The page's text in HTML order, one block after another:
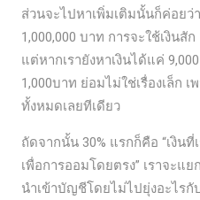
ส่วนจะไปหาเพิ่มเติมนั้นก็ค่อยว่
1,000,000 บาท การจะใช้เงินสั
แต่หากเรายังหาเงินได้แค่
1,000บาท ย่อมไม่ใช่เรื่องเล็ก
ทั้งหมดเลยทีเดียว
ถัดจากนั้น 30% แรกก็คือ “เงิน
เพื่อการออมโดยตรง” เราจะ
นำเข้าบัญชีโดยไม่ไปยุ่งอะไร